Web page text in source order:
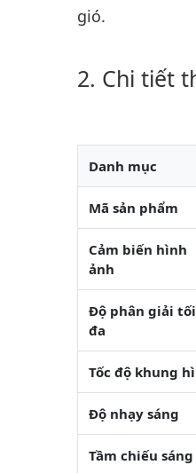
gió.
Chi tiết
Danh mục
Mã sản phẩm
Cảm biến hình
ảnh
Độ phân giải tối
đa
Tốc độ khung
Độ nhạy sáng
Tầm chiếu sáng